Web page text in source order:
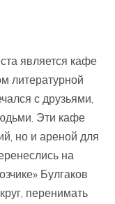
является кафе
литературной
с друзьями,
Эти кафе
но и ареной для
на
Булгаков
перенимать